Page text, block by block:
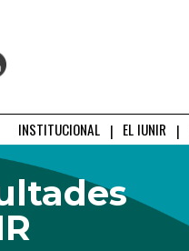
INSTITUCIONAL EL IUNIR